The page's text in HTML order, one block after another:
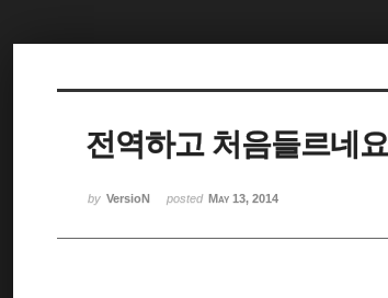
전역하고 처음들르네
by VersioN posted May 13, 2014
북5
북5
북5
북5